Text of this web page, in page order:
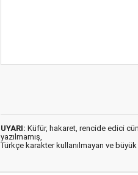
UYARI: Küfür, hakaret, rencide edici
yazılmamış,
Türkçe karakter kullanılmayan ve